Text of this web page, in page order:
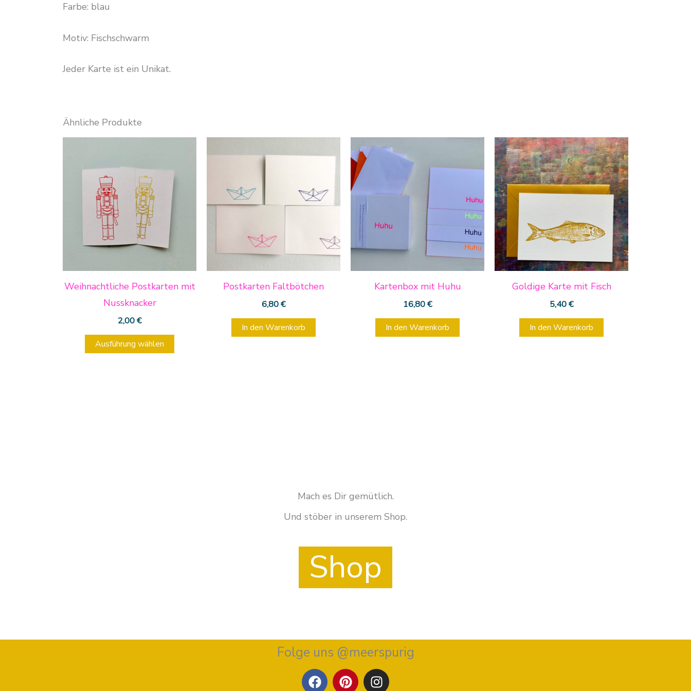
Farbe: blau
Motiv: Fischschwarm
Jeder Karte ist ein Unikat.
Ähnliche Produkte
Weihnachtliche Postkarten mit
Nussknacker
2,00€
Ausführung wählen
weist
auf
Postkarten Faltbötchen
6,80€
In den Warenkorb
Kartenbox mit Huhu
16,80€
In den Warenkorb
Goldige Karte mit Fisch
5,40€
In den Warenkorb
Mach es Dir gemütlich.
Und stöber in unserem Shop.
Shop
Folge uns @meerspurig
F
a
P
i
I
n